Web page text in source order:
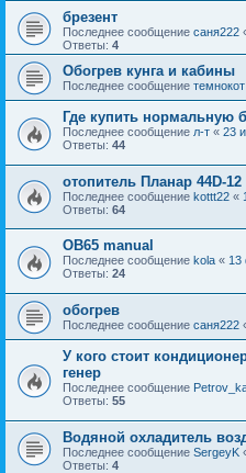
брезент
Последнее сообщение саня222
Ответы: 4
Обогрев кунга и кабины
Последнее сообщение темнокот
Где купить нормальную
Последнее сообщение л-т « 23
Ответы: 44
отопитель Планар 44D-12
Последнее сообщение kottt22 «
Ответы: 64
OB65 manual
Последнее сообщение kola « 13
Ответы: 24
обогрев
Последнее сообщение саня222
У кого стоит
генер
Последнее сообщение
Ответы: 55
Водяной охладитель
Последнее сообщение SergeyK
Ответы: 4